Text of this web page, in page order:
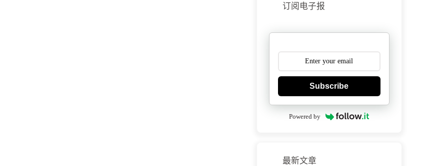
订阅电子报
Subscribe
Powered by
最新文章